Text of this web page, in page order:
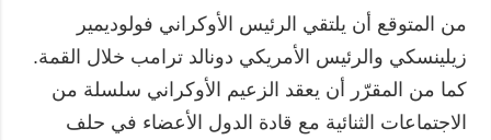
من المتوقع أن يلتقي الرئيس الأوكراني فولوديمير
زيلينسكي والرئيس الأمريكي دونالد ترامب خلال القمة.
كما من المقرّر أن يعقد الزعيم الأوكراني سلسلة من
الاجتماعات الثنائية مع قادة الدول الأعضاء في حلف